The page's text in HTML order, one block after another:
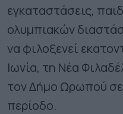
εγκαταστάσεις,
ολυμπιακών
να φιλοξενεί
Ιωνία, τη Νέα
τον Δήμο Ωρωπού
περίοδο.